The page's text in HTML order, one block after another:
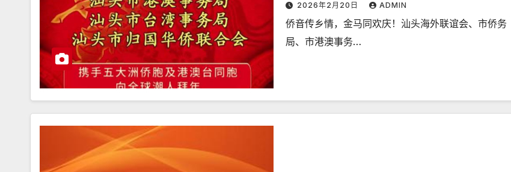
2026年2月20日 ADMIN
侨音传乡情，金马同欢庆！汕头海外联谊会、市侨务
局、市港澳事务…